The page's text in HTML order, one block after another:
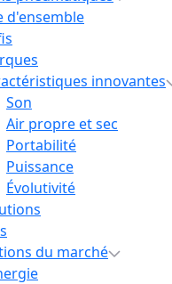
d'ensemble
innovantes
Son
Air propre et sec
Portabilité
Puissance
Évolutivité
du marché